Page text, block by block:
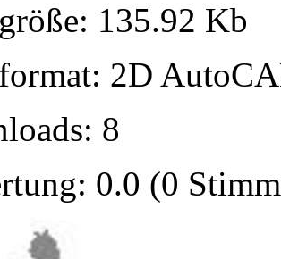
135.92 Kb
2D
8
0.0 (0